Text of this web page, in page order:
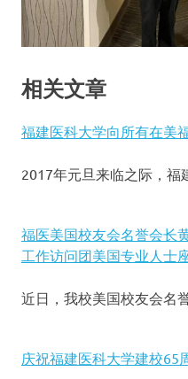
相关文章
福建医科大学向所有在美
2017年元旦来临之际，
福医美国校友会名誉会长
工作访问团美国专业人士
近日，我校美国校友会名
庆祝福建医科大学建校65